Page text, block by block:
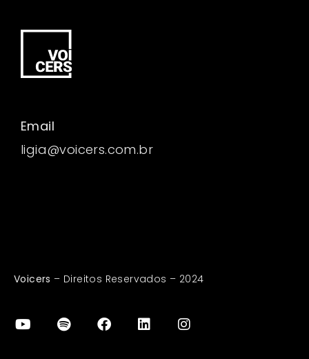
Email
ligia@voicers.com.br
Voicers – Direitos Reservados – 2024